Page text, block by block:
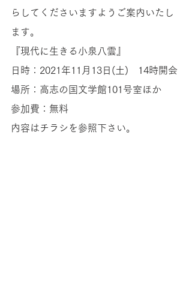
らしてくださいますようご案内いたし
ます。
『現代に生きる小泉八雲』
日時：2021年11月13日(土)　14時開会
場所：高志の国文学館101号室ほか
参加費：無料
内容はチラシを参照下さい。